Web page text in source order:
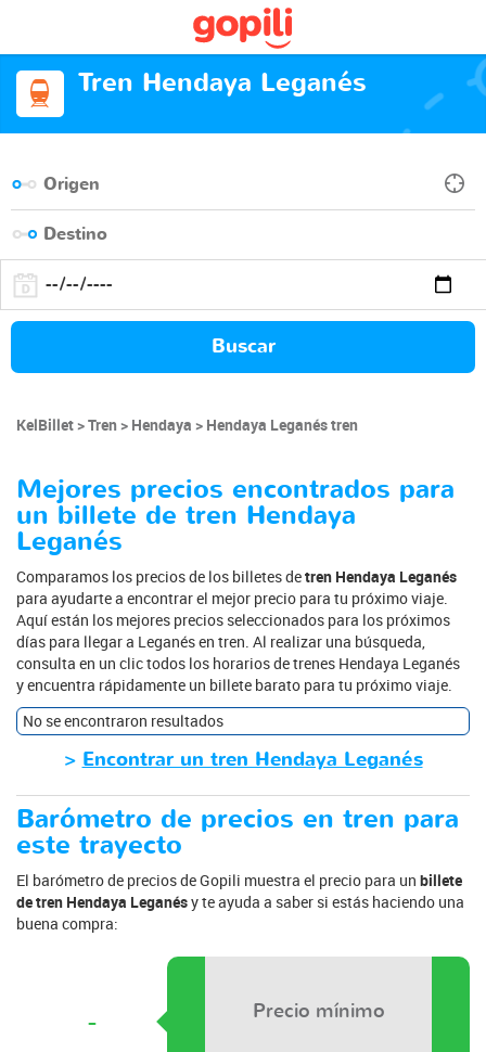
Tren Hendaya Leganés
Buscar
KelBillet Tren Hendaya Hendaya Leganés tren
Mejores precios encontrados para
un billete de tren Hendaya
Leganés
Comparamos los precios de los billetes detren Hendaya Leganés
para ayudarte a encontrar el mejor precio para tu próximo viaje.
Aquí están los mejores precios seleccionados para los próximos
días para llegar a Leganés en tren. Al realizar una búsqueda,
consulta en un clic todos los horarios de trenes Hendaya Leganés
y encuentra rápidamente un billete barato para tu próximo viaje.
No se encontraron resultados
> Encontrar un tren Hendaya Leganés
Barómetro de precios en tren para
este trayecto
El barómetro de precios de Gopili muestra el precio para un billete
de tren Hendaya Leganésy te ayuda a saber si estás haciendo una
buena compra:
- Precio mínimo